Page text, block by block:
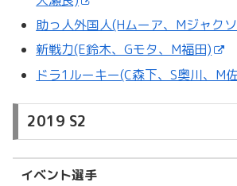
助っ人外国人(Hムーア、Mジャク
新戦力(E鈴木、Gモタ、M福田)
ドラ1ルーキー(C森下、S奥川、M
2019 S2
イベント選手